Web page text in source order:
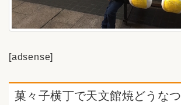
[adsense]
菓々子横丁で天文館焼どうなつ